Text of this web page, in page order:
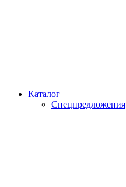
Каталог
Спецпредложения